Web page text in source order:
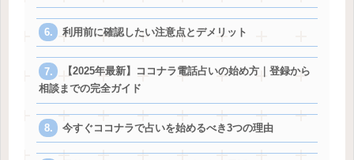
利用前に確認したい注意点とデメリット
【2025年最新】ココナラ電話占いの始め方｜登録から
相談までの完全ガイド
今すぐココナラで占いを始めるべき3つの理由